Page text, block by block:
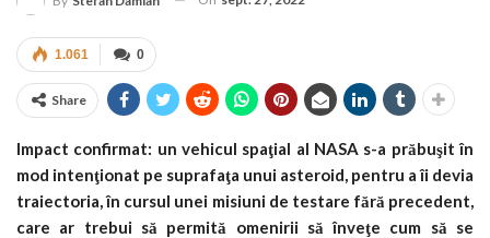
0
1.061
Share
Impact confirmat: un vehicul spaţial al NASA s-a prăbuşit în
mod intenţionat pe suprafaţa unui asteroid, pentru a îi devia
traiectoria, în cursul unei misiuni de testare fără precedent,
care ar trebui să permită omenirii să înveţe cum să se